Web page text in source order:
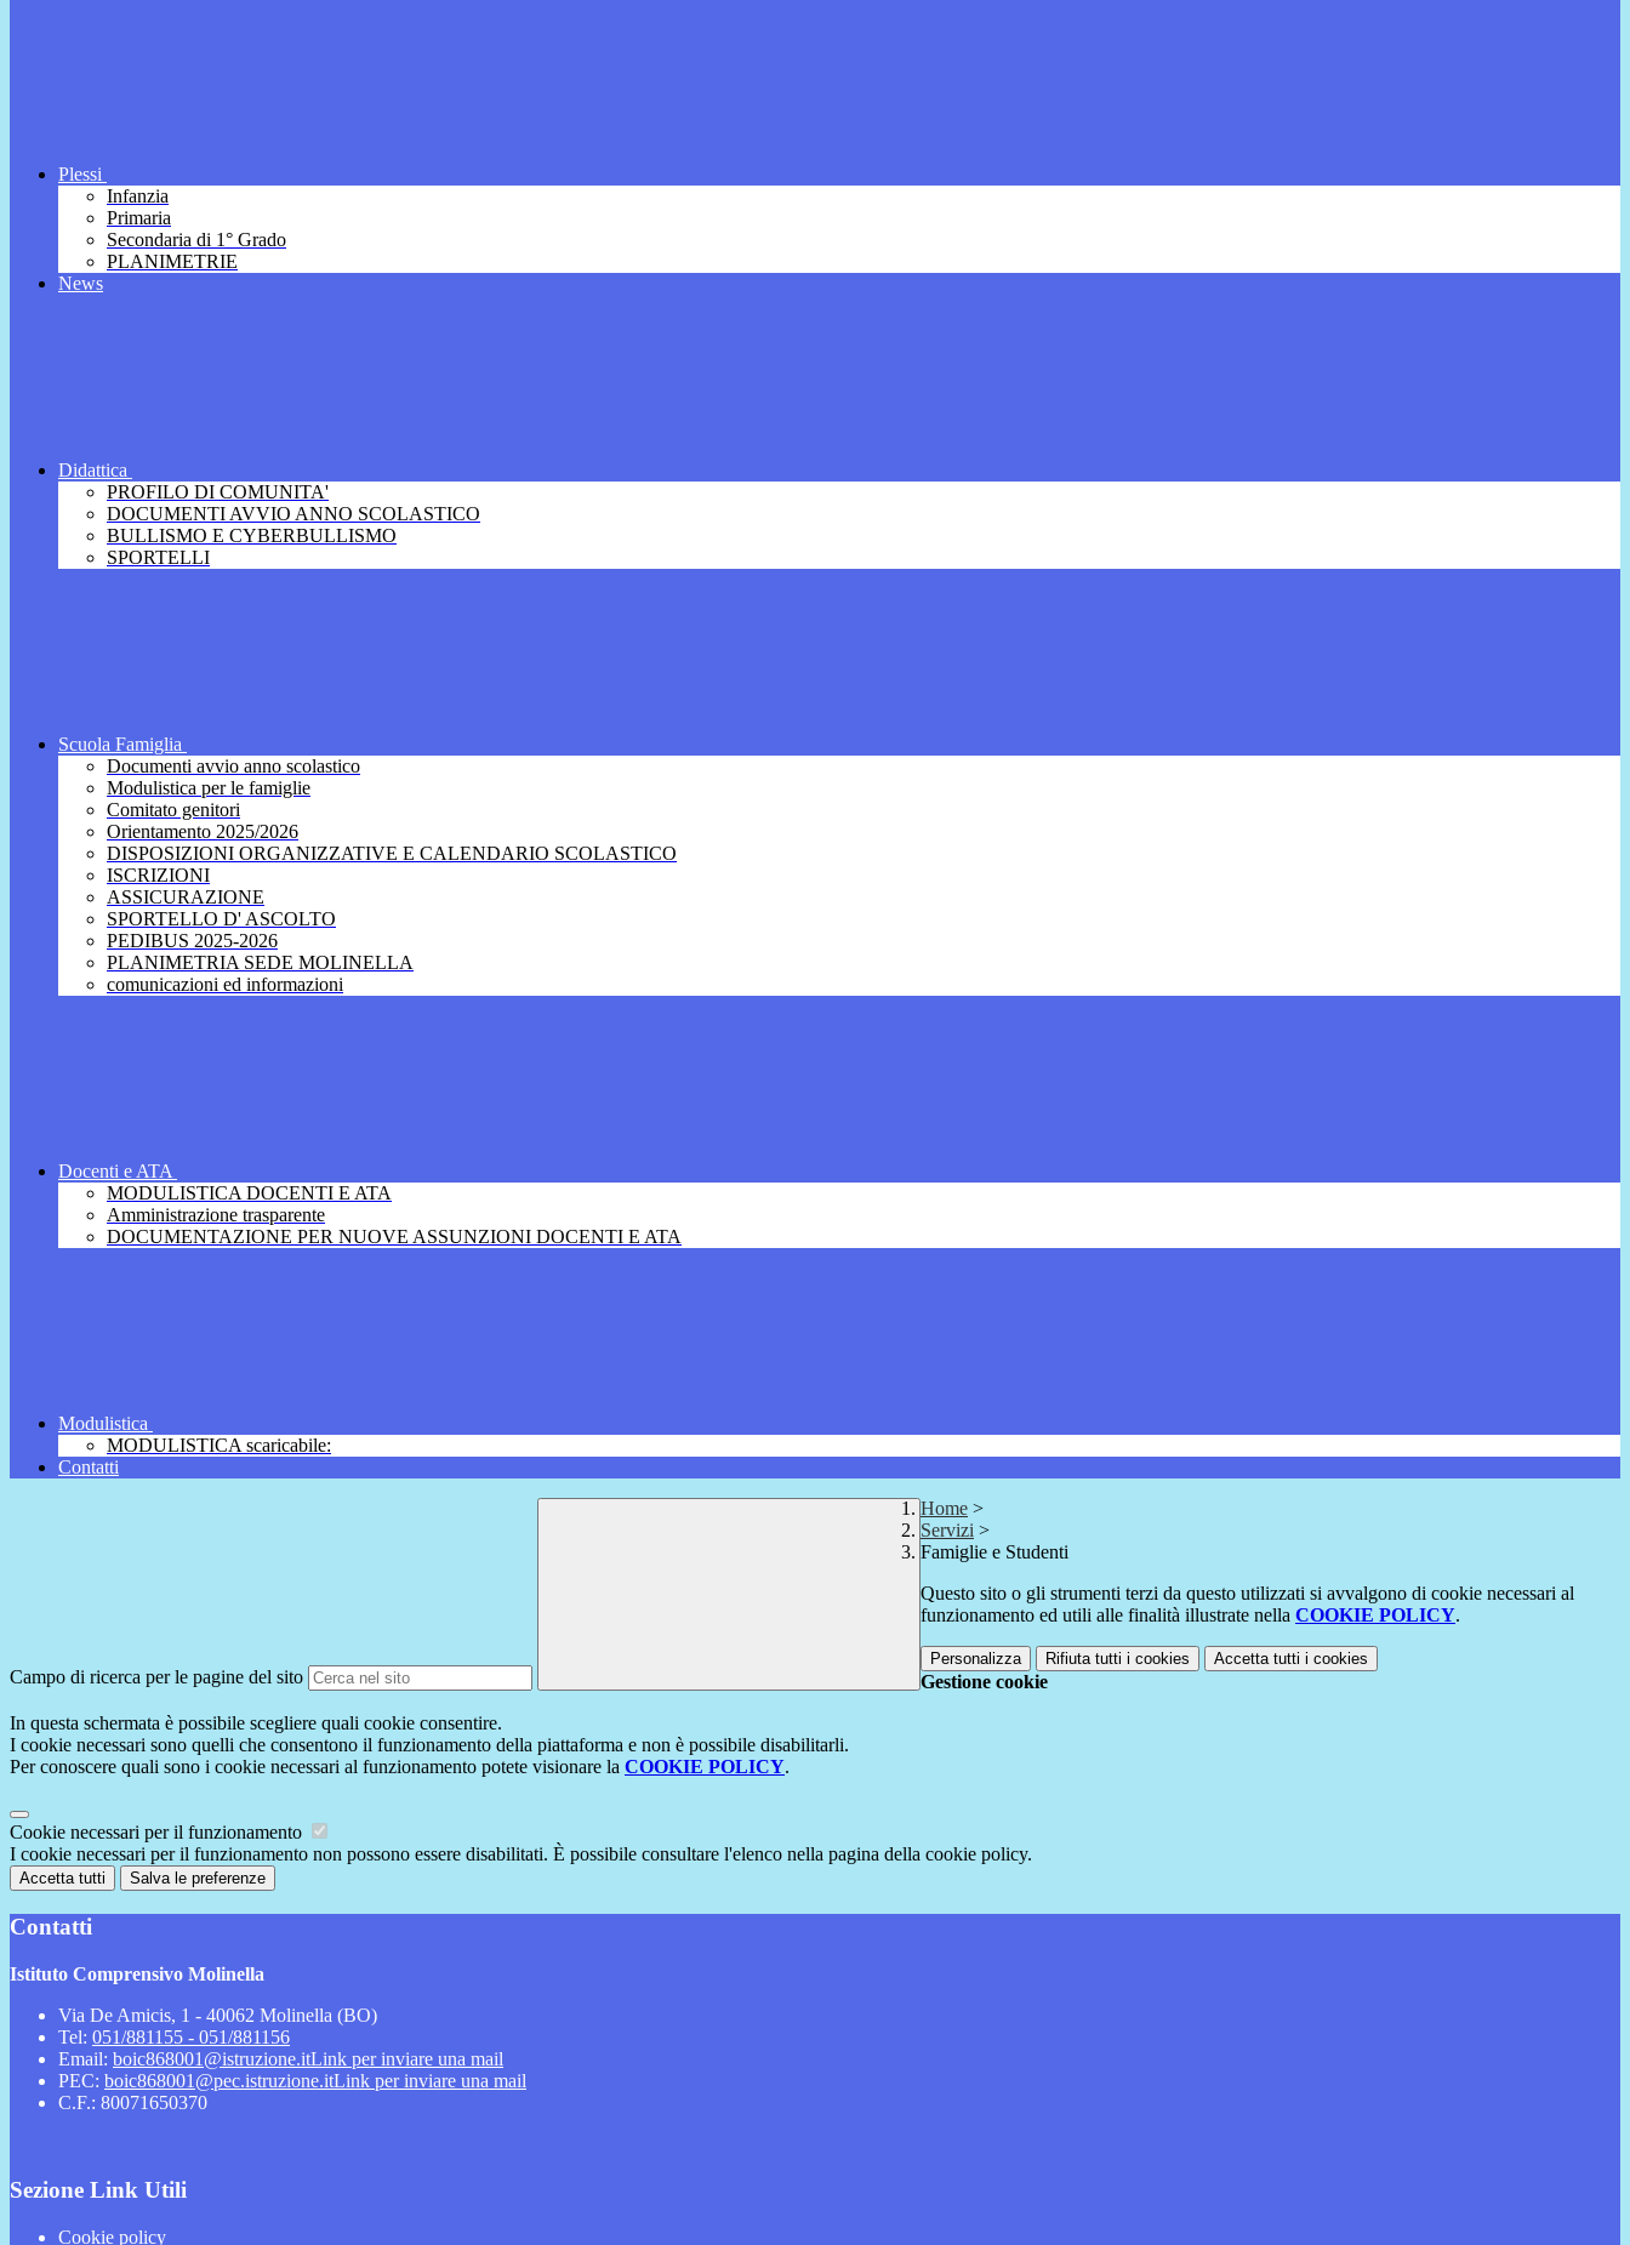
Plessi
Infanzia
Primaria
Secondaria di 1° Grado
PLANIMETRIE
News
Didattica
PROFILO DI COMUNITA'
DOCUMENTI AVVIO ANNO SCOLASTICO
BULLISMO E CYBERBULLISMO
SPORTELLI
Scuola Famiglia
Documenti avvio anno scolastico
Modulistica per le famiglie
Comitato genitori
Orientamento 2025/2026
DISPOSIZIONI ORGANIZZATIVE E CALENDARIO SCOLASTICO
ISCRIZIONI
ASSICURAZIONE
SPORTELLO D' ASCOLTO
PEDIBUS 2025-2026
PLANIMETRIA SEDE MOLINELLA
comunicazioni ed informazioni
Docenti e ATA
MODULISTICA DOCENTI E ATA
Amministrazione trasparente
DOCUMENTAZIONE PER NUOVE ASSUNZIONI DOCENTI E ATA
Modulistica
MODULISTICA scaricabile:
Contatti
Campo di ricerca per le pagine del sito
Home >
Servizi >
Famiglie e Studenti
Questo sito o gli strumenti terzi da questo utilizzati si avvalgono di cookie necessari al
funzionamento ed utili alle finalità illustrate nella COOKIE POLICY.
Personalizza Rifiuta tutti i cookies Accetta tutti i cookies
Gestione cookie
In questa schermata è possibile scegliere quali cookie consentire.
I cookie necessari sono quelli che consentono il funzionamento della piattaforma e non è possibile disabilitarli.
Per conoscere quali sono i cookie necessari al funzionamento potete visionare la COOKIE POLICY.
Cookie necessari per il funzionamento
I cookie necessari per il funzionamento non possono essere disabilitati. È possibile consultare l'elenco nella pagina della cookie policy.
Accetta tutti Salva le preferenze
Contatti
Istituto Comprensivo Molinella
Via De Amicis, 1 - 40062 Molinella (BO)
Tel: 051/881155 - 051/881156
Email: boic868001@istruzione.itLink per inviare una mail
PEC: boic868001@pec.istruzione.itLink per inviare una mail
C.F.: 80071650370
Sezione Link Utili
Cookie policy